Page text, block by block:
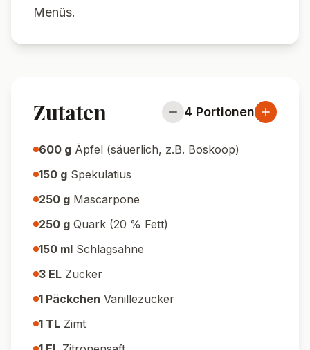
Menüs.
Zutaten 4 Portionen
600 g Äpfel (säuerlich, z.B. Boskoop)
150 g Spekulatius
250 g Mascarpone
250 g Quark (20 % Fett)
150 ml Schlagsahne
3 EL Zucker
1 Päckchen Vanillezucker
1 TL Zimt